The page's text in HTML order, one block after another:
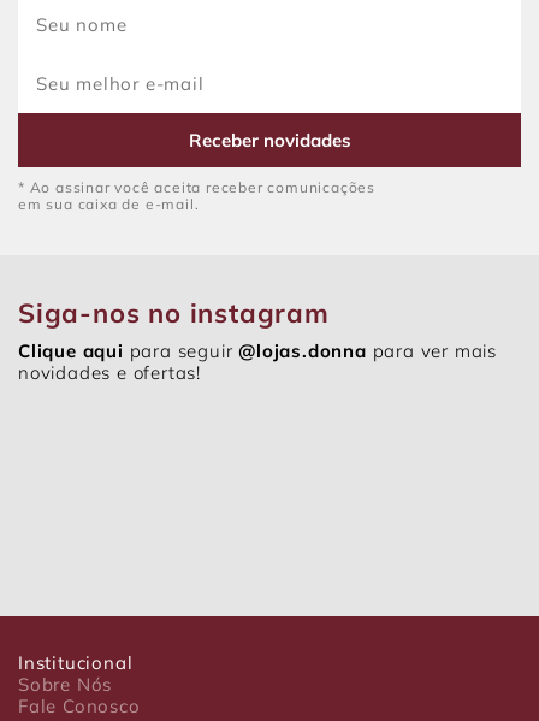
Receber novidades
* Ao assinar você aceita receber comunicações
em sua caixa de e-mail.
Siga-nos no instagram
Clique aqui para seguir@lojas.donna para ver mais
novidades e ofertas!
Institucional
Sobre Nós
Fale Conosco